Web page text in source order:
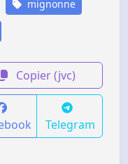
mignonne
Copier (jvc)
Telegram